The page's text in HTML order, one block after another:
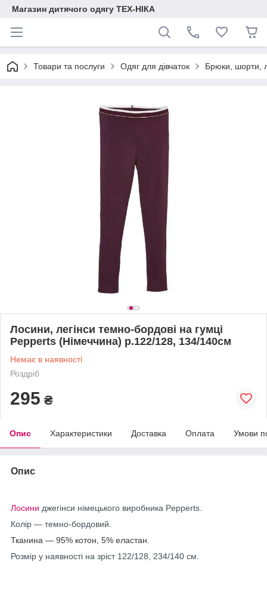
Магазин дитячого одягу ТЕХ-НІКА
Товари та послуги Одяг для дівчаток Брюки, шорти,
Лосини, легінси темно-бордові на гумці
Pepperts (Німеччина) р.122/128, 134/140см
Немає в наявності
Роздріб
295 ₴
Опис Характеристики Доставка Оплата Умови
Опис
Лосини джегінси німецького виробника Pepperts.
Колір — темно-бордовий.
Тканина — 95% котон, 5% еластан.
Розмір у наявності на зріст 122/128, 234/140 см.